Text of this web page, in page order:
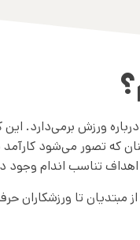
ورزش برمی‌دارد.
که تصور می‌شود کارآمد
تناسب اندام وجود
تا ورزشکاران